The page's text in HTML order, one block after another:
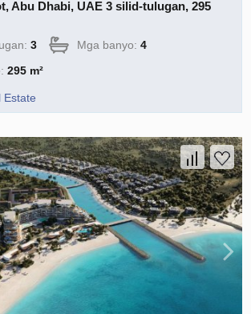
Abu Dhabi, UAE 3 silid-tulugan, 295
3 Mga banyo:4
295 m²
Estate